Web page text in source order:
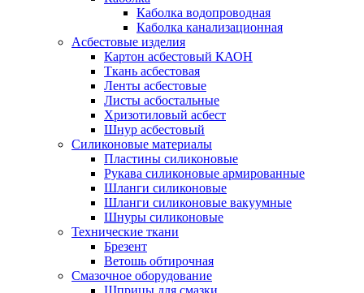
Каболка водопроводная
Каболка канализационная
Асбестовые изделия
Картон асбестовый КАОН
Ткань асбестовая
Ленты асбестовые
Листы асбостальные
Хризотиловый асбеcт
Шнур асбестовый
Силиконовые материалы
Пластины силиконовые
Рукава силиконовые армированные
Шланги силиконовые
Шланги силиконовые вакуумные
Шнуры силиконовые
Технические ткани
Брезент
Ветошь обтирочная
Смазочное оборудование
Шприцы для смазки